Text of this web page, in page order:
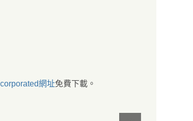
網址免費下載。